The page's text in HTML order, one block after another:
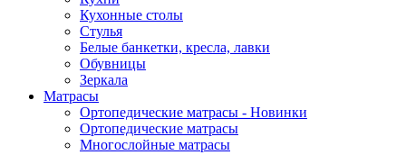
Кухонные столы
Стулья
Белые банкетки, кресла, лавки
Обувницы
Зеркала
Матрасы
Ортопедические матрасы - Новинки
Ортопедические матрасы
Многослойные матрасы